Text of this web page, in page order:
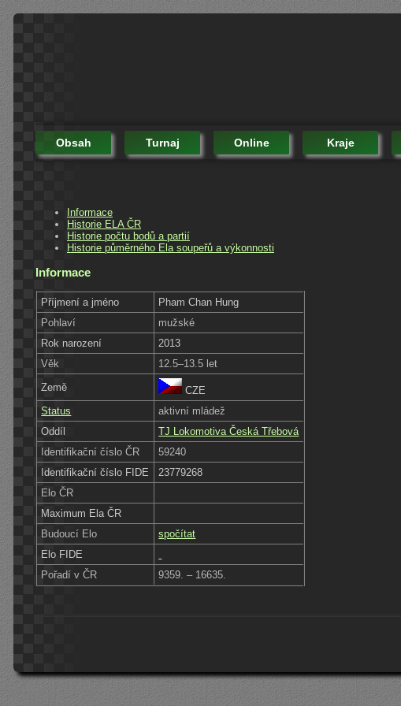
Obsah Turnaj Online Kraje
Informace
Historie ELA ČR
Historie počtu bodů a partií
Historie půměrného Ela soupeřů a výkonnosti
Informace
Příjmení a jméno
Pham Chan Hung
Pohlaví
mužské
Rok narození
2013
Věk
12.5–13.5 let
Země
CZE
Status
aktivní mládež
Oddíl
TJ Lokomotiva Česká Třebová
Identifikační číslo ČR
59240
Identifikační číslo FIDE
23779268
Elo ČR
Maximum Ela ČR
Budoucí Elo
spočítat
Elo FIDE
Pořadí v ČR
9359. – 16635.